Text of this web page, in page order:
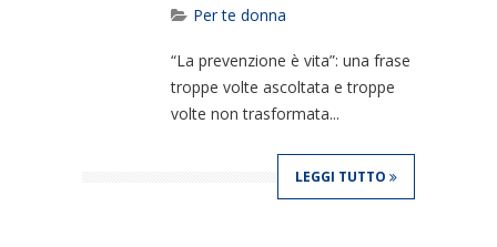
Per te donna
“La prevenzione è vita”: una frase
troppe volte ascoltata e troppe
volte non trasformata...
LEGGI TUTTO